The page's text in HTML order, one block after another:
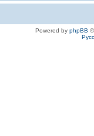
Powered by phpBB